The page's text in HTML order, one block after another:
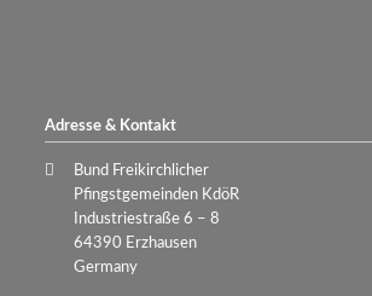
Adresse & Kontakt
Bund Freikirchlicher
Pfingstgemeinden KdöR
Industriestraße 6 – 8
64390 Erzhausen
Germany